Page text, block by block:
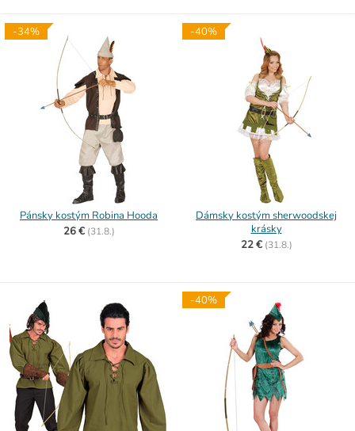
-34%
Pánsky kostým Robina Hooda
26 € (31.8.)
-40%
Dámsky kostým sherwoodskej
krásky
22 € (31.8.)
-40%